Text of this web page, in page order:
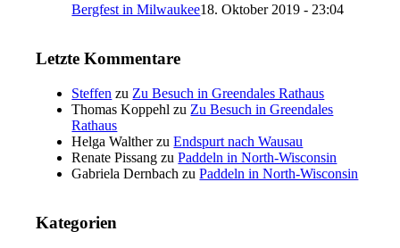
Bergfest in Milwaukee18. Oktober 2019 - 23:04
Letzte Kommentare
Steffen zu Zu Besuch in Greendales Rathaus
Thomas Koppehl zu Zu Besuch in Greendales
Rathaus
Helga WaltherzuEndspurt nach Wausau
Renate Pissang zuPaddeln in North-Wisconsin
Gabriela Dernbach zuPaddeln in North-Wisconsin
Kategorien